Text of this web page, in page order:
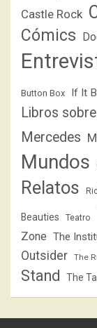
Castle Rock
Cómics
Button Box If It
Libros
Mercedes
Mundos
Relatos
Beauties Teatro
Zone The
Outsider
The
Stand
The